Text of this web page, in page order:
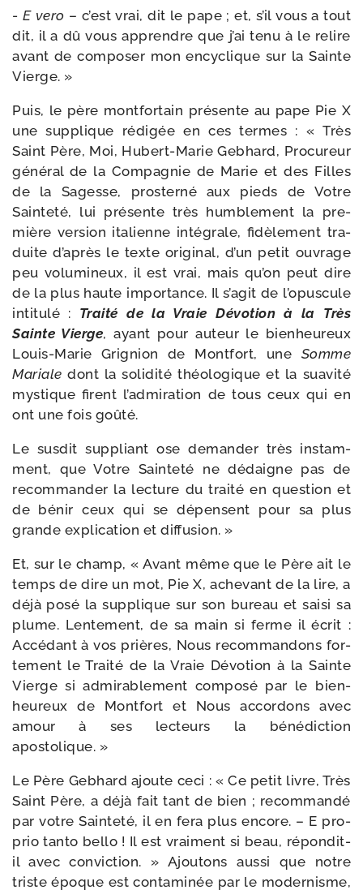
- E vero – c’est vrai, dit le pape ; et, s’il vous a tout
dit, il a dû vous apprendre que j’ai tenu à le relire
avant de com­po­ser mon ency­clique sur la Sainte
Vierge. »
Puis, le père mont­for­tain pré­sente au pape Pie X
une sup­plique rédi­gée en ces termes : « Très
Saint Père, Moi, Hubert-​Marie Gebhard, Procureur
géné­ral de la Compagnie de Marie et des Filles
de la Sagesse, pros­ter­né aux pieds de Votre
Sainteté, lui pré­sente très hum­ble­ment la pre­
mière ver­sion ita­lienne inté­grale, fidè­le­ment tra­
duite d’a­près le texte ori­gi­nal, d’un petit ouvrage
peu volu­mi­neux, il est vrai, mais qu’on peut dire
de la plus haute impor­tance. Il s’a­git de l’o­pus­cule
inti­tu­lé : Traité de la Vraie Dévotion à la Très
Sainte Vierge, ayant pour auteur le bien­heu­reux
Louis-​Marie Grignion de Montfort, une Somme
Mariale dont la soli­di­té théo­lo­gique et la sua­vi­té
mys­tique firent l’ad­mi­ra­tion de tous ceux qui en
ont une fois goûté.
Le sus­dit sup­pliant ose deman­der très ins­tam­
ment, que Votre Sainteté ne dédaigne pas de
recom­man­der la lec­ture du trai­té en ques­tion et
de bénir ceux qui se dépensent pour sa plus
grande expli­ca­tion et diffusion. »
Et, sur le champ, « Avant même que le Père ait le
temps de dire un mot, Pie X, ache­vant de la lire, a
déjà posé la sup­plique sur son bureau et sai­si sa
plume. Lentement, de sa main si ferme il écrit :
Accédant à vos prières, Nous recom­man­dons for­
te­ment le Traité de la Vraie Dévotion à la Sainte
Vierge si admi­ra­ble­ment com­po­sé par le bien­
heu­reux de Montfort et Nous accor­dons avec
amour à ses lec­teurs la béné­dic­tion
apostolique. »
Le Père Gebhard ajoute ceci : « Ce petit livre, Très
Saint Père, a déjà fait tant de bien ; recom­man­dé
par votre Sainteté, il en fera plus encore. – E pro­
prio tan­to bel­lo ! Il est vrai­ment si beau, répondit-​
il avec convic­tion. » Ajoutons aus­si que notre
triste époque est conta­mi­née par le moder­nisme,